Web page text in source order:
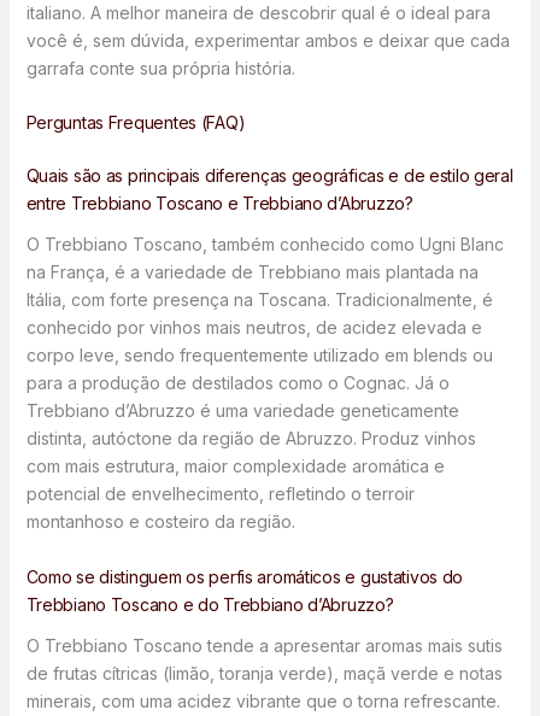
italiano. A melhor maneira de descobrir qual é o ideal para
você é, sem dúvida, experimentar ambos e deixar que cada
garrafa conte sua própria história.
Perguntas Frequentes (FAQ)
Quais são as principais diferenças geográficas e de estilo geral
entre Trebbiano Toscano e Trebbiano d’Abruzzo?
O Trebbiano Toscano, também conhecido como Ugni Blanc
na França, é a variedade de Trebbiano mais plantada na
Itália, com forte presença na Toscana. Tradicionalmente, é
conhecido por vinhos mais neutros, de acidez elevada e
corpo leve, sendo frequentemente utilizado em blends ou
para a produção de destilados como o Cognac. Já o
Trebbiano d’Abruzzo é uma variedade geneticamente
distinta, autóctone da região de Abruzzo. Produz vinhos
com mais estrutura, maior complexidade aromática e
potencial de envelhecimento, refletindo o terroir
montanhoso e costeiro da região.
Como se distinguem os perfis aromáticos e gustativos do
Trebbiano Toscano e do Trebbiano d’Abruzzo?
O Trebbiano Toscano tende a apresentar aromas mais sutis
de frutas cítricas (limão, toranja verde), maçã verde e notas
minerais, com uma acidez vibrante que o torna refrescante.